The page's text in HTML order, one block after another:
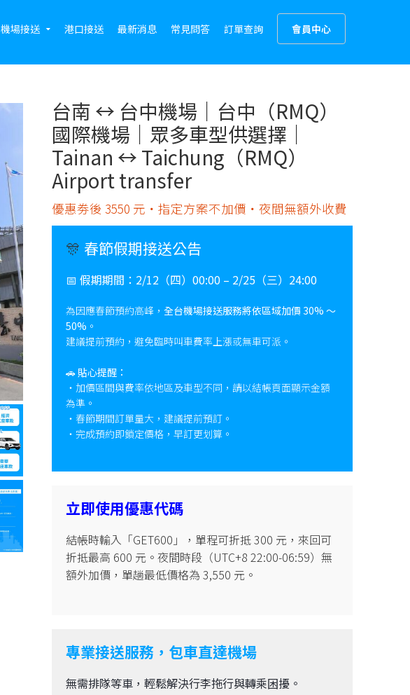
機場接送 港口接送 最新消息 常見問答 訂單查詢 會員中心
台南 ↔︎ 台中機場｜台中（RMQ）
國際機場｜眾多車型供選擇｜
Tainan ↔︎ Taichung（RMQ）
Airport transfer
優惠劵後 3550 元・指定方案不加價・夜間無額外收費
🎊 春節假期接送公告
📅 假期期間： 2/12（四）00:00 – 2/25（三）24:00
為因應春節預約高峰， 全台機場接送服務將依區域加價 30% ～
50% 。
建議提前預約，避免臨時叫車費率上漲或無車可派。
🚗 貼心提醒：
・加價區間與費率依地區及車型不同，請以結帳頁面顯示金額
為準。
・春節期間訂單量大，建議提前預訂。
・完成預約即鎖定價格，早訂更划算。
立即使用優惠代碼
結帳時輸入「GET600」，單程可折抵 300 元，來回可
折抵最高 600 元。夜間時段（UTC+8 22:00-06:59）無
額外加價，單趟最低價格為 3,550 元。
專業接送服務，包車直達機場
無需排隊等車，輕鬆解決行李拖行與轉乘困擾。